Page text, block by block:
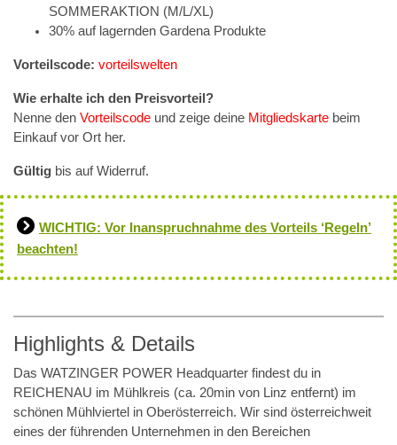
SOMMERAKTION (M/L/XL)
30% auf lagernden Gardena Produkte
Vorteilscode: vorteilswelten
Wie erhalte ich den Preisvorteil?
Nenne den Vorteilscode und zeige deine Mitgliedskarte beim
Einkauf vor Ort her.
Gültig bis auf Widerruf.
WICHTIG: Vor Inanspruchnahme des Vorteils ‘Regeln’
beachten!
Highlights & Details
Das WATZINGER POWER Headquarter findest du in
REICHENAU im Mühlkreis (ca. 20min von Linz entfernt) im
schönen Mühlviertel in Oberösterreich. Wir sind österreichweit
eines der führenden Unternehmen in den Bereichen